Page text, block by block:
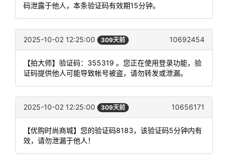
码泄露于他人，本条验证码有效期15分钟。
2025-10-02 12:25:00 309天前 10692454
【拍大师】验证码：355319 。您正在使用登录功能，验
证码提供他人可能导致帐号被盗，请勿转发或泄漏。
2025-10-02 12:25:00 309天前 10656171
【优购时尚商城】您的验证码8183，该验证码5分钟内有
效，请勿泄漏于他人！